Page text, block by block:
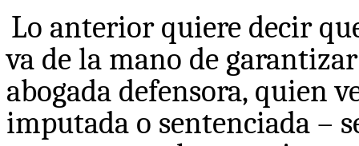
Lo anterior quiere decir
va de la mano de
abogada defensora, quien
imputada o sentenciada –